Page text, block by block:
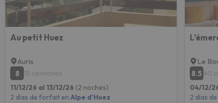
Au petit Huez
Auris
8
15 opiniones
11/12/26 al 13/12/26 (2 noches)
2 días de forfait en Alpe d'Huez
Le
8.5 40
04/12/
2 días